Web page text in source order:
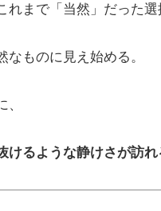
れまで「当然」だった選
なものに見え始める。
けるような静けさが訪れ